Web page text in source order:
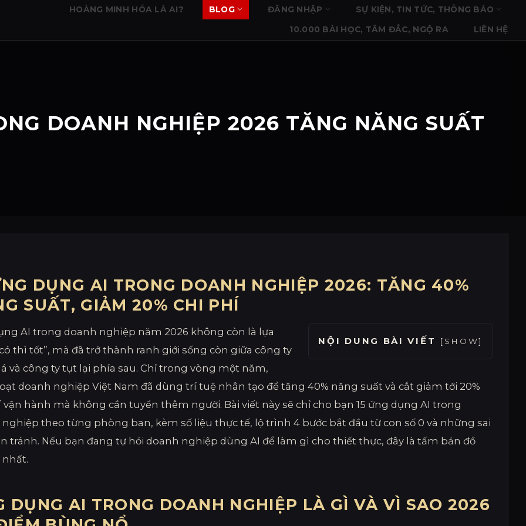
HOÀNG MINH HÓA LÀ AI? BLOG ĐĂNG NHẬP SỰ KIỆN, TIN TỨC, THÔNG BÁO
10.000 BÀI HỌC, TÂM ĐẮC, NGỘ RA LIÊN HỆ
DOANH NGHIỆP 2026 TĂNG NĂNG SUẤT
DỤNG AI TRONG DOANH NGHIỆP 2026: TĂNG 40%
SUẤT, GIẢM 20% CHI PHÍ
NỘI DUNG BÀI VIẾT [ SHOW]
AI trong doanh nghiệp năm 2026 không còn là lựa
thì tốt”, mà đã trở thành ranh giới sống còn giữa công ty
và công ty tụt lại phía sau. Chỉ trong vòng một năm,
doanh nghiệp Việt Nam đã dùng trí tuệ nhân tạo để tăng 40% năng suất và cắt giảm tới 20%
hành mà không cần tuyển thêm người. Bài viết này sẽ chỉ cho bạn 15 ứng dụng AI trong
theo từng phòng ban, kèm số liệu thực tế, lộ trình 4 bước bắt đầu từ con số 0 và những sai
tránh. Nếu bạn đang tự hỏi doanh nghiệp dùng AI để làm gì cho thiết thực, đây là tấm bản đồ
nhất.
DỤNG AI TRONG DOANH NGHIỆP LÀ GÌ VÀ VÌ SAO 2026